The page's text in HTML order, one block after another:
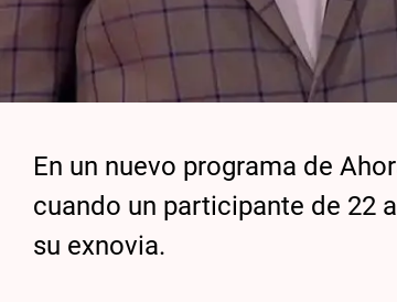
En un nuevo programa de
cuando un participante de 22
su exnovia.